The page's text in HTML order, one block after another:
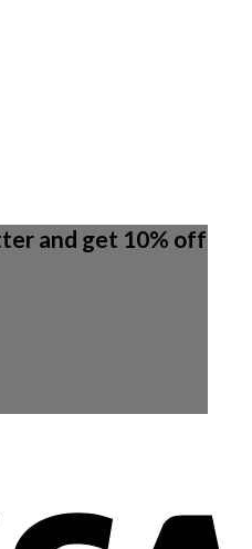
and get 10% off